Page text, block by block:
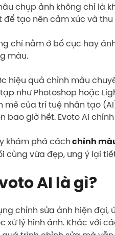
chụp ảnh không chỉ là
tạo nên cảm xúc và thu
chỉ nằm ở bố cục hay
màu.
hiệu quả chỉnh màu
như Photoshop hoặc
mẽ của trí tuệ nhân tạo
bao giờ hết. Evoto AI
khám phá cáchchỉnh
cùng vừa đẹp, ưng ý lại
AI là gì?
chỉnh sửa ảnh hiện
xử lý hình ảnh. Khác với